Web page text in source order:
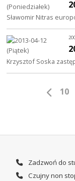
Sławomir Nitras
Krzysztof Soska
10
Zadzwoń do
Czujny non